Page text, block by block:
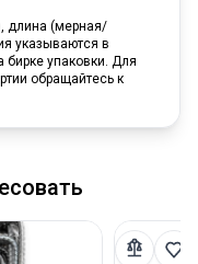
длина (мерная/
указываются в
бирке упаковки. Для
обращайтесь к